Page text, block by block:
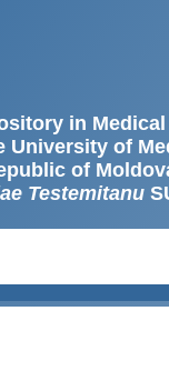
in
University of
of
Testemitanu